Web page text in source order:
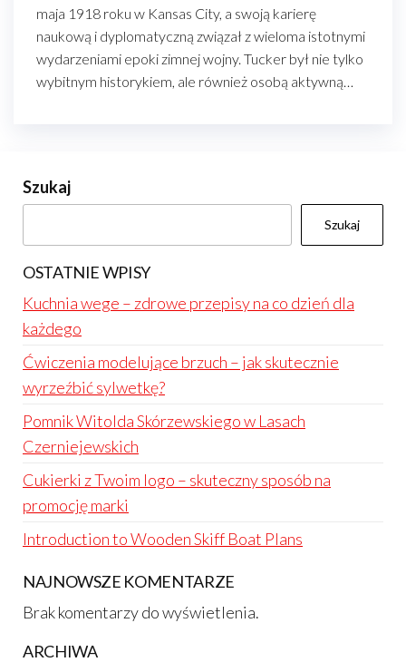
maja 1918 roku w Kansas City, a swoją karierę
naukową i dyplomatyczną związał z wieloma istotnymi
wydarzeniami epoki zimnej wojny. Tucker był nie tylko
wybitnym historykiem, ale również osobą aktywną…
Szukaj
Szukaj
OSTATNIE WPISY
Kuchnia wege – zdrowe przepisy na co dzień dla
każdego
Ćwiczenia modelujące brzuch – jak skutecznie
wyrzeźbić sylwetkę?
Pomnik Witolda Skórzewskiego w Lasach
Czerniejewskich
Cukierki z Twoim logo – skuteczny sposób na
promocję marki
Introduction to Wooden Skiff Boat Plans
NAJNOWSZE KOMENTARZE
Brak komentarzy do wyświetlenia.
ARCHIWA